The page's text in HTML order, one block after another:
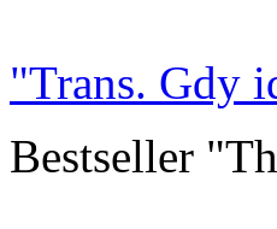
"Trans. Gdy
Bestseller